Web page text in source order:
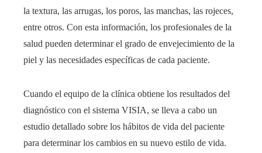
la textura, las arrugas, los poros, las manchas, las rojeces,
entre otros. Con esta información, los profesionales de la
salud pueden determinar el grado de envejecimiento de la
piel y las necesidades específicas de cada paciente.
Cuando el equipo de la clínica obtiene los resultados del
diagnóstico con el sistema VISIA, se lleva a cabo un
estudio detallado sobre los hábitos de vida del paciente
para determinar los cambios en su nuevo estilo de vida.